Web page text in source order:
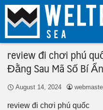
review đi chơi phú
Đằng Sau Mã Số Bí
August 14, 2024
review đi chơi phú quốc